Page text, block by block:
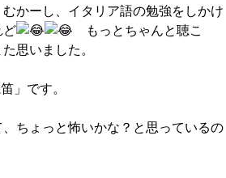
かーし、イタリア語の勉強をしかけ
ど
もっとちゃんと聴こ
思いました。
」です。
ちょっと怖いかな？と思っているの